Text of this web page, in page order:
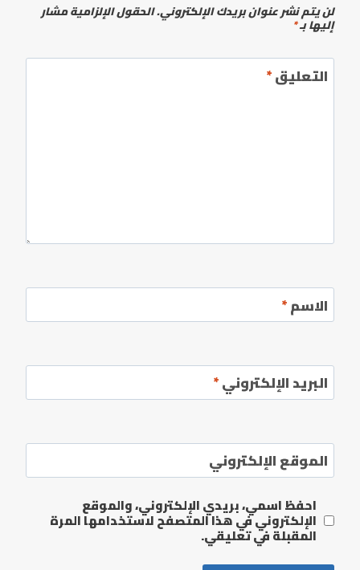
لن يتم نشر عنوان بريدك الإلكتروني.الحقول الإلزامية مشار
إليها بـ*
التعليق*
الاسم*
البريد الإلكتروني*
الموقع الإلكتروني
احفظ اسمي، بريدي الإلكتروني، والموقع
الإلكتروني في هذا المتصفح لاستخدامها المرة
المقبلة في تعليقي.